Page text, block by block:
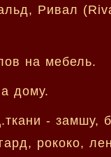
Ривал
на мебель.
дому.
- замшу,
рококо,